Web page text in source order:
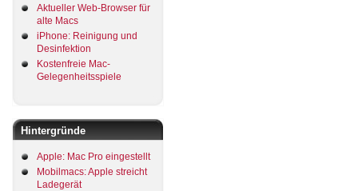
Aktueller Web-Browser für
alte Macs
iPhone: Reinigung und
Desinfektion
Kostenfreie Mac-
Gelegenheitsspiele
Hintergründe
Apple: Mac Pro eingestellt
Mobilmacs: Apple streicht
Ladegerät